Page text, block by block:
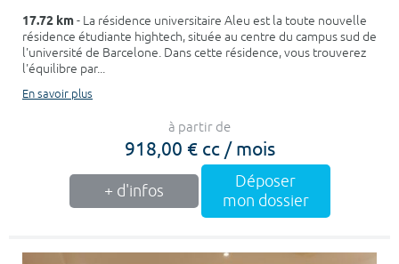
17.72 km- La résidence universitaire Aleu est la toute nouvelle
résidence étudiante hightech, située au centre du campus sud de
l'université de Barcelone. Dans cette résidence, vous trouverez
l'équilibre par...
En savoir plus
à partir de
918,00 € cc / mois
+ d'infos
Déposer
mon dossier